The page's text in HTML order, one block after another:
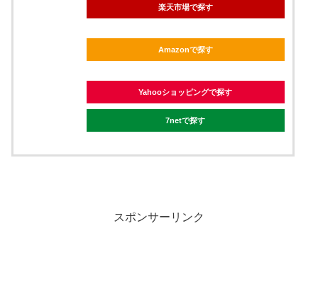
楽天市場で探す
Amazonで探す
Yahooショッピングで探す
7netで探す
スポンサーリンク